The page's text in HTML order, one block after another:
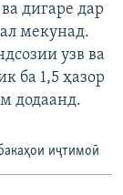
дигаре дар
мекунад.
узв ва
ба 1,5 ҳазор
додаанд.
иҷтимоӣ